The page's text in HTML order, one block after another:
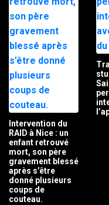
Intervention du
RAID à Nice : un
enfant retrouvé
mort, son père
gravement blessé
après s’être
donné plusieurs
coups de
couteau.